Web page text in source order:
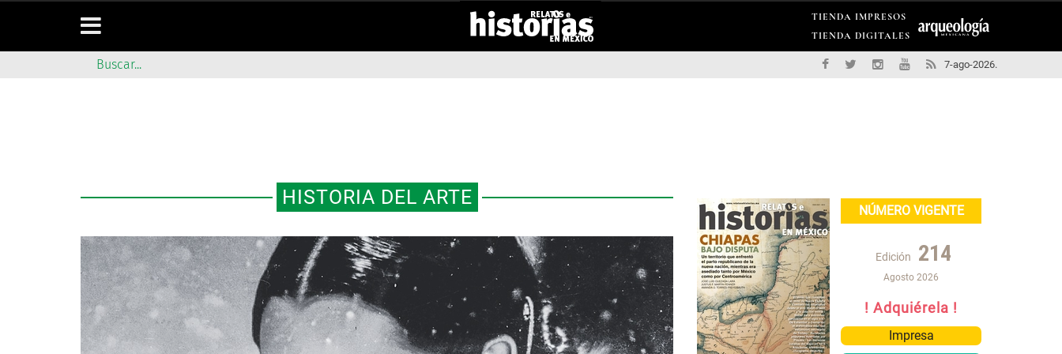
TIENDA IMPRESOS
TIENDA DIGITALES
7-ago-2026.
HISTORIA DEL ARTE
NÚMERO VIGENTE
Edición 214
Agosto 2026
! Adquiérela !
Impresa